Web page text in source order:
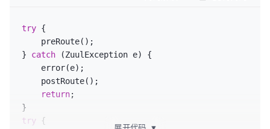
try {
} catch (ZuulException e) {
return;
try {